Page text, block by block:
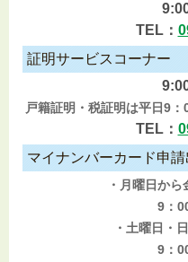
TEL：
証明サービスコーナー
戸籍証明・税証明は平日9：
TEL：
マイナンバーカード申
・月曜日から
9：
・土曜日・
9：